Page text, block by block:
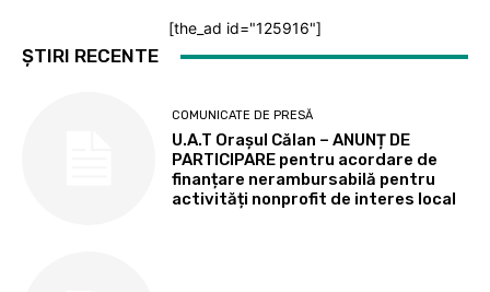
[the_ad id="125916"]
ȘTIRI RECENTE
COMUNICATE DE PRESĂ
U.A.T Orașul Călan – ANUNȚ DE
PARTICIPARE pentru acordare de
finanțare nerambursabilă pentru
activități nonprofit de interes local